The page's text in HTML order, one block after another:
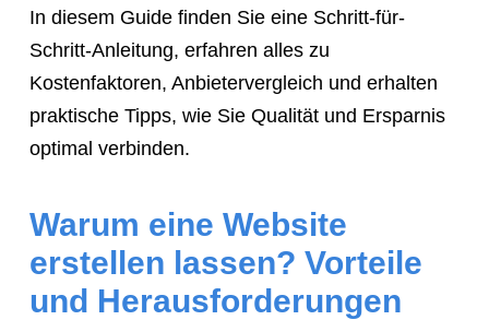
In diesem Guide finden Sie eine Schritt-für-
Schritt-Anleitung, erfahren alles zu
Kostenfaktoren, Anbietervergleich und erhalten
praktische Tipps, wie Sie Qualität und Ersparnis
optimal verbinden.
Warum eine Website
erstellen lassen? Vorteile
und Herausforderungen
website.
Instead,
provide
them
directly
exact
booking